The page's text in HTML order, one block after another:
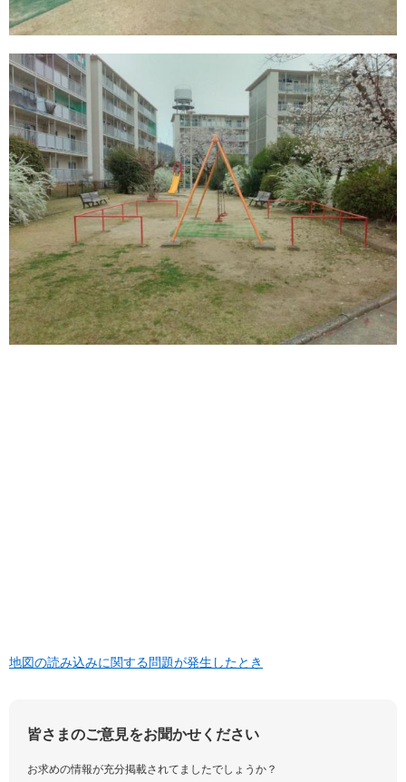
地図の読み込みに関する問題が発生したとき
皆さまのご意見をお聞かせください
お求めの情報が充分掲載されてましたでしょうか？